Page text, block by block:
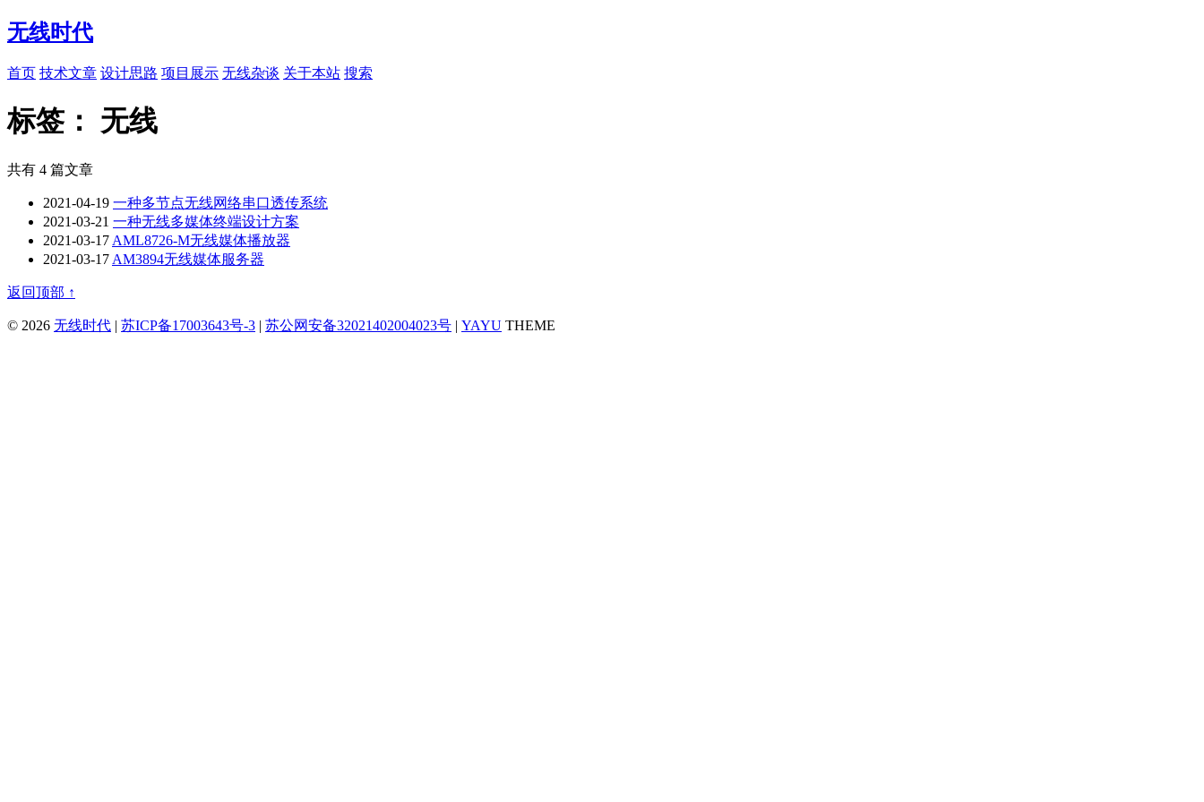
无线时代
首页 技术文章 设计思路 项目展示 无线杂谈 关于本站 搜索
标签： 无线
共有 4 篇文章
2021-04-19 一种多节点无线网络串口透传系统
2021-03-21 一种无线多媒体终端设计方案
2021-03-17 AML8726-M无线媒体播放器
2021-03-17 AM3894无线媒体服务器
返回顶部 ↑
© 2026 无线时代 | 苏ICP备17003643号-3 | 苏公网安备32021402004023号 | YAYU THEME